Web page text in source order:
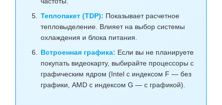
Теплопакет (TDP): Показывает расчетное
тепловыделение. Влияет на выбор системы
охлаждения и блока питания.
Встроенная графика: Если вы не планируете
покупать видеокарту, выбирайте процессоры с
графическим ядром (Intel с индексом F — без
графики, AMD с индексом G — с графикой).